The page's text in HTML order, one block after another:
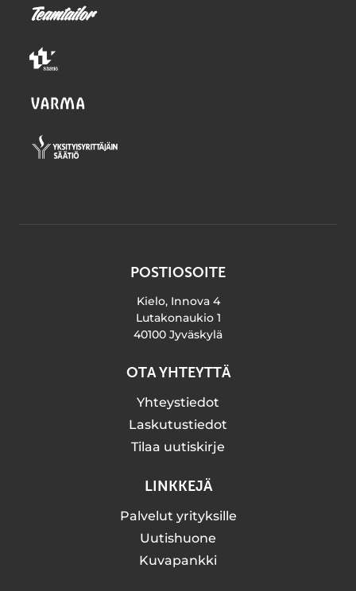
POSTIOSOITE
Kielo, Innova 4
Lutakonaukio 1
40100 Jyväskylä
OTA YHTEYTTÄ
Yhteystiedot
Laskutustiedot
Tilaa uutiskirje
LINKKEJÄ
Palvelut yrityksille
Uutishuone
Kuvapankki